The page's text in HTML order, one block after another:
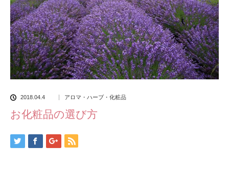
2018.04.4 アロマ・ハーブ・化粧品
お化粧品の選び方